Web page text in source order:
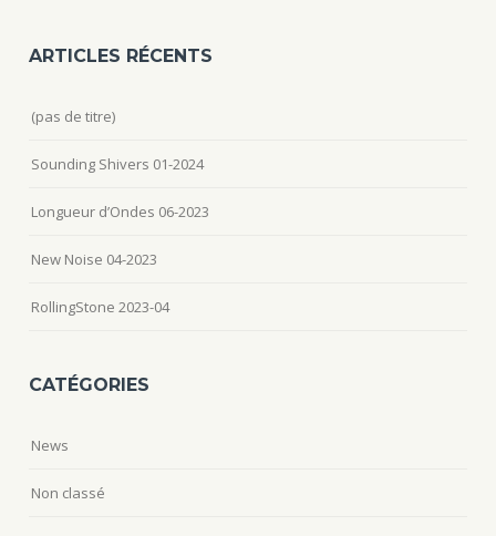
ARTICLES RÉCENTS
(pas de titre)
Sounding Shivers 01-2024
Longueur d’Ondes 06-2023
New Noise 04-2023
RollingStone 2023-04
CATÉGORIES
News
Non classé